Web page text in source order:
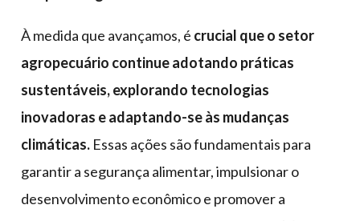
À medida que avançamos, é crucial que o setor
agropecuário continue adotando práticas
sustentáveis, explorando tecnologias
inovadoras e adaptando-se às mudanças
climáticas. Essas ações são fundamentais para
garantir a segurança alimentar, impulsionar o
desenvolvimento econômico e promover a